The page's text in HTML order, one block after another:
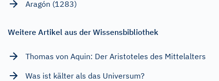
Aragón (1283)
Weitere Artikel aus der Wissensbibliothek
Thomas von Aquin: Der Aristoteles des Mittelalters
Was ist kälter als das Universum?